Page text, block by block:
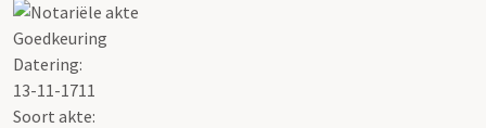
Goedkeuring
Datering:
13-11-1711
Soort akte: